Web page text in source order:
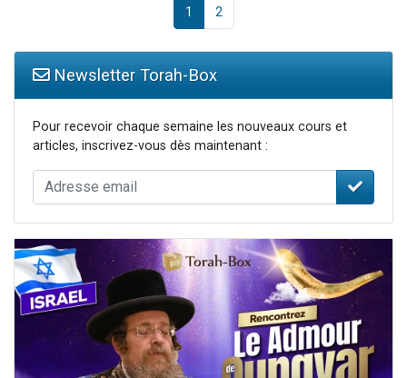
1 2
Newsletter Torah-Box
Pour recevoir chaque semaine les nouveaux cours et
articles, inscrivez-vous dès maintenant :